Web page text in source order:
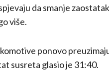
da smanje
više.
ponovo
susreta glasio je 31:40.